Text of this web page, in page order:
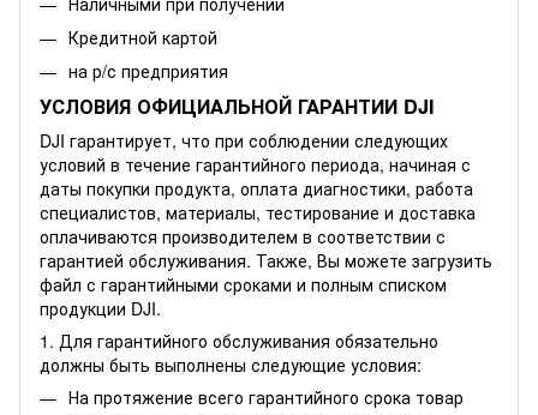
Кредитной картой
на р/с предприятия
УСЛОВИЯ ОФИЦИАЛЬНОЙ ГАРАНТИИ DJI
DJI гарантирует, что при соблюдении следующих
условий в течение гарантийного периода, начиная с
даты покупки продукта, оплата диагностики, работа
специалистов, материалы, тестирование и доставка
оплачиваются производителем в соответствии с
гарантией обслуживания. Также, Вы можете загрузить
файл с гарантийными сроками и полным списком
продукции DJI.
1. Для гарантийного обслуживания обязательно
должны быть выполнены следующие условия:
На протяжение всего гарантийного срока товар